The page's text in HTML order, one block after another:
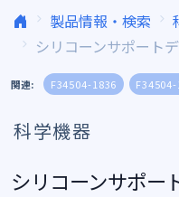
製品情報・検索
シリコーンサポート
関連: F34504-1836
科学機器
シリコーンサポー